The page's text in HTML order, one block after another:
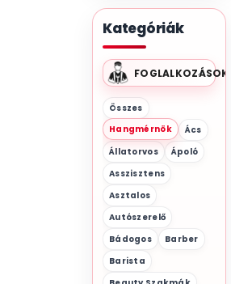
Kategóriák
FOGLALKOZÁSOK
Összes
Hangmérnök
Ács
Állatorvos
Ápoló
Asszisztens
Asztalos
Autószerelő
Bádogos
Barber
Barista